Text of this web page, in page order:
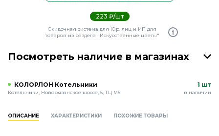
223 ₽/шт
Скидочная система для Юр. лиц и ИП для
товаров из раздела "Искусственные цветы"
Посмотреть наличие в магазинах
КОЛОРЛОН Котельники
Котельники, Новорязанское шоссе, 5, ТЦ М5
1 шт
в наличии
ОПИСАНИЕ ХАРАКТЕРИСТИКИ ПОХОЖИЕ ТОВАРЫ